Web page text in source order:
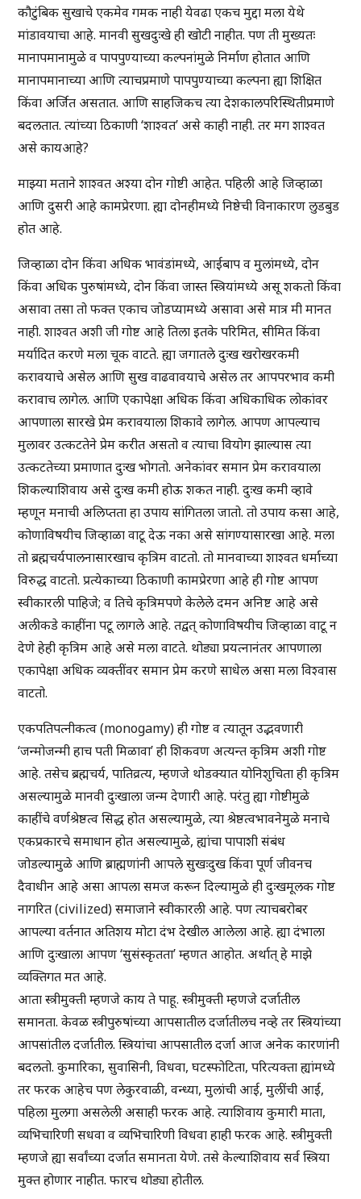
कौटुंबिक सुखाचे एकमेव गमक नाही येवढा एकच मुद्दा मला येथे
मांडावयाचा आहे. मानवी सुखदुःखे ही खोटी नाहीत. पण ती मुख्यतः
मानापमानामुळे व पापपुण्याच्या कल्पनांमुळे निर्माण होतात आणि
मानापमानाच्या आणि त्याचप्रमाणे पापपुण्याच्या कल्पना ह्या शिक्षित
किंवा अर्जित असतात. आणि साहजिकच त्या देशकालपरिस्थितीप्रमाणे
बदलतात. त्यांच्या ठिकाणी ‘शाश्वत’ असे काही नाही. तर मग शाश्वत
असे कायआहे?
माझ्या मताने शाश्वत अश्या दोन गोष्टी आहेत. पहिली आहे जिव्हाळा
आणि दुसरी आहे कामप्रेरणा. ह्या दोनहीमध्ये निष्ठेची विनाकारण लुडबुड
होत आहे.
जिव्हाळा दोन किंवा अधिक भावंडांमध्ये, आईबाप व मुलांमध्ये, दोन
किंवा अधिक पुरुषांमध्ये, दोन किंवा जास्त स्त्रियांमध्ये असू शकतो किंवा
असावा तसा तो फक्त एकाच जोडप्यामध्ये असावा असे मात्र मी मानत
नाही. शाश्वत अशी जी गोष्ट आहे तिला इतके परिमित, सीमित किंवा
मर्यादित करणे मला चूक वाटते. ह्या जगातले दुःख खरोखरकमी
करावयाचे असेल आणि सुख वाढवावयाचे असेल तर आपपरभाव कमी
करावाच लागेल. आणि एकापेक्षा अधिक किंवा अधिकाधिक लोकांवर
आपणाला सारखे प्रेम करावयाला शिकावे लागेल. आपण आपल्याच
मुलावर उत्कटतेने प्रेम करीत असतो व त्याचा वियोग झाल्यास त्या
उत्कटतेच्या प्रमाणात दुःख भोगतो. अनेकांवर समान प्रेम करावयाला
शिकल्याशिवाय असे दुःख कमी होऊ शकत नाही. दुःख कमी व्हावे
म्हणून मनाची अलिप्तता हा उपाय सांगितला जातो. तो उपाय कसा आहे,
कोणाविषयीच जिव्हाळा वाटू देऊ नका असे सांगण्यासारखा आहे. मला
तो ब्रह्मचर्यपालनासारखाच कृत्रिम वाटतो. तो मानवाच्या शाश्वत धर्माच्या
विरुद्ध वाटतो. प्रत्येकाच्या ठिकाणी कामप्रेरणा आहे ही गोष्ट आपण
स्वीकारली पाहिजे; व तिचे कृत्रिमपणे केलेले दमन अनिष्ट आहे असे
अलीकडे काहींना पटू लागले आहे. तद्वत् कोणाविषयीच जिव्हाळा वाटू न
देणे हेही कृत्रिम आहे असे मला वाटते. थोड्या प्रयत्नानंतर आपणाला
एकापेक्षा अधिक व्यक्तींवर समान प्रेम करणे साधेल असा मला विश्वास
वाटतो.
एकपतिपत्नीकत्व (monogamy) ही गोष्ट व त्यातून उद्भवणारी
‘जन्मोजन्मी हाच पती मिळावा’ ही शिकवण अत्यन्त कृत्रिम अशी गोष्ट
आहे. तसेच ब्रह्मचर्य, पातिव्रत्य, म्हणजे थोडक्यात योनिशुचिता ही कृत्रिम
असल्यामुळे मानवी दुःखाला जन्म देणारी आहे. परंतु ह्या गोष्टीमुळे
काहींचे वर्णश्रेष्ठत्व सिद्ध होत असल्यामुळे, त्या श्रेष्ठत्वभावनेमुळे मनाचे
एकप्रकारचे समाधान होत असल्यामुळे, ह्यांचा पापाशी संबंध
जोडल्यामुळे आणि ब्राह्मणांनी आपले सुखःदुख किंवा पूर्ण जीवनच
दैवाधीन आहे असा आपला समज करून दिल्यामुळे ही दुःखमूलक गोष्ट
नागरित (civilized) समाजाने स्वीकारली आहे. पण त्याचबरोबर
आपल्या वर्तनात अतिशय मोटा दंभ देखील आलेला आहे. ह्या दंभाला
आणि दुःखाला आपण ‘सुसंस्कृतता’ म्हणत आहोत. अर्थात् हे माझे
व्यक्तिगत मत आहे.
आता स्त्रीमुक्ती म्हणजे काय ते पाहू. स्त्रीमुक्ती म्हणजे दर्जातील
समानता. केवळ स्त्रीपुरुषांच्या आपसातील दर्जातीलच नव्हे तर स्त्रियांच्या
आपसांतील दर्जातील. स्त्रियांचा आपसातील दर्जा आज अनेक कारणांनी
बदलतो. कुमारिका, सुवासिनी, विधवा, घटस्फोटिता, परित्यक्ता ह्यांमध्ये
तर फरक आहेच पण लेकुरवाळी, वन्ध्या, मुलांची आई, मुलींची आई,
पहिला मुलगा असलेली असाही फरक आहे. त्याशिवाय कुमारी माता,
व्यभिचारिणी सधवा व व्यभिचारिणी विधवा हाही फरक आहे. स्त्रीमुक्ती
म्हणजे ह्या सर्वांच्या दर्जात समानता येणे. तसे केल्याशिवाय सर्व स्त्रिया
मुक्त होणार नाहीत. फारच थोड्या होतील.